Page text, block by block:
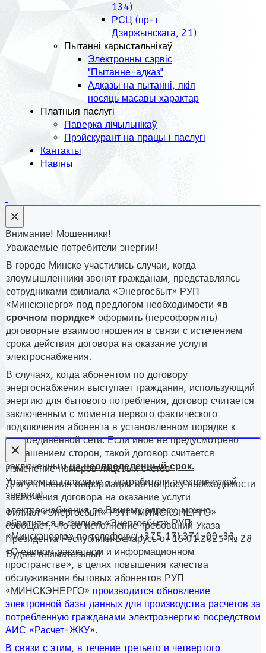
134)
РСЦ (пр-т
Дзяржынскага, 21)
Пытанні карыстальнікаў
Электронны сэрвіс
"Пытанне-адказ"
Адказы на пытанні, якія
носяць масавы характар
Платныя паслугі
Паверка лічыльнікаў
Прэйскурант на працы і паслугі
Кантакты
Навіны
×
Внимание! Мошенники!
Уважаемые потребители энергии!
В городе Минске участились случаи, когда
злоумышленники звонят гражданам, представляясь
сотрудниками филиала «Энергосбыт» РУП
«Минскэнерго» под предлогом необходимости «в
срочном порядке» оформить (переоформить)
договорные взаимоотношения в связи с истечением
срока действия договора на оказание услуги
электроснабжения.
В случаях, когда абонентом по договору
энергоснабжения выступает гражданин, использующий
энергию для бытового потребления, договор считается
заключенным с момента первого фактического
подключения абонента в установленном порядке к
присоединённой сети. Если иное не предусмотрено
соглашением сторон, такой договор считается
заключеннымна неопределенный срок.
Для уточнения информации по вопросу необходимости
заключения договора на оказание услуги
электроснабжения по Вашему адресу, можно
обратиться в филиал «Энергосбыт» РУП
«Минскэнерго» по телефону:(+375 17) 371-00-33.
Будьте внимательны!
×
Изменение номеров лицевых счетов
Уважаемые граждане – потребители электрической
энергии!
Филиал «Энергосбыт» РУП «МИНСКЭНЕРГО»
сообщает, что во исполнение требований Указа
Президента Республики Беларусь от 15.01.2025 № 28
«О едином расчетном и информационном
пространстве», в целях повышения качества
обслуживания бытовых абонентов РУП
«МИНСКЭНЕРГО» производится обновление
электронной базы данных для производства расчетов за
потребленную гражданами электроэнергию посредством
АИС «Расчет-ЖКУ».
В связи с этим, в течение третьего и четвертого